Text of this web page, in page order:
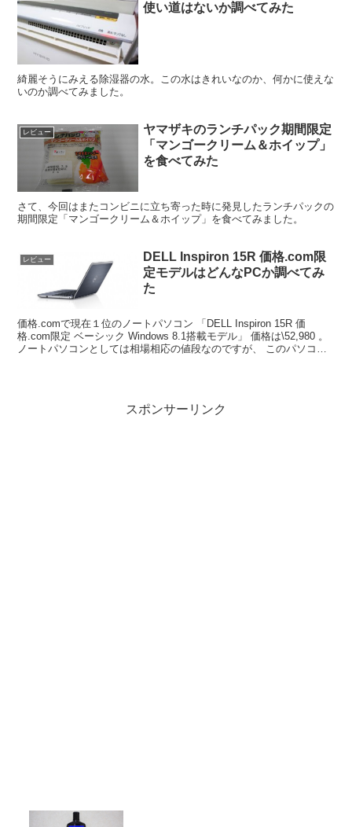
使い道はないか調べてみた
綺麗そうにみえる除湿器の水。この水はきれいなのか、何かに使えな
いのか調べてみました。
レビュー
ヤマザキのランチパック期間限定
「マンゴークリーム＆ホイップ」
を食べてみた
さて、今回はまたコンビニに立ち寄った時に発見したランチパックの
期間限定「マンゴークリーム＆ホイップ」を食べてみました。
レビュー
DELL Inspiron 15R 価格.com限
定モデルはどんなPCか調べてみ
た
価格.comで現在１位のノートパソコン 「DELL Inspiron 15R 価
格.com限定 ベーシック Windows 8.1搭載モデル」 価格は\52,980 。
ノートパソコンとしては相場相応の値段なのですが、 このパソコン
スポンサーリンク